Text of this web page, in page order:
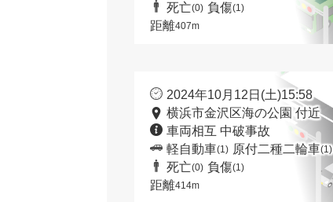
死亡(0) 負傷(1)
距離407m
2024年10月12日(土)15:58
横浜市金沢区海の公園 付近
車両相互 中破事故
軽自動車(1) 原付二種二輪車(1)
死亡(0) 負傷(1)
距離414m